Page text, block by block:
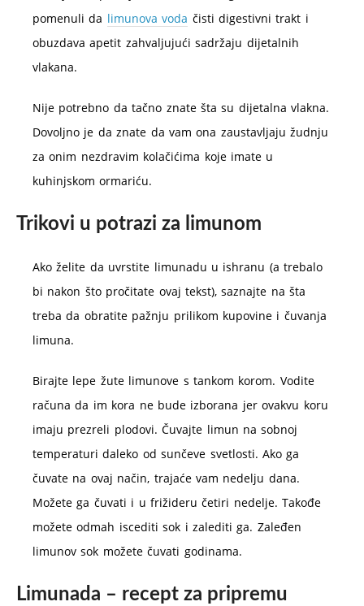
pomenuli da limunova voda čisti digestivni trakt i
obuzdava apetit zahvaljujući sadržaju dijetalnih
vlakana.
Nije potrebno da tačno znate šta su dijetalna vlakna.
Dovoljno je da znate da vam ona zaustavljaju žudnju
za onim nezdravim kolačićima koje imate u
kuhinjskom ormariću.
Trikovi u potrazi za limunom
Ako želite da uvrstite limunadu u ishranu (a trebalo
bi nakon što pročitate ovaj tekst), saznajte na šta
treba da obratite pažnju prilikom kupovine i čuvanja
limuna.
Birajte lepe žute limunove s tankom korom. Vodite
računa da im kora ne bude izborana jer ovakvu koru
imaju prezreli plodovi. Čuvajte limun na sobnoj
temperaturi daleko od sunčeve svetlosti. Ako ga
čuvate na ovaj način, trajaće vam nedelju dana.
Možete ga čuvati i u frižideru četiri nedelje. Takođe
možete odmah iscediti sok i zalediti ga. Zaleđen
limunov sok možete čuvati godinama.
Limunada – recept za pripremu